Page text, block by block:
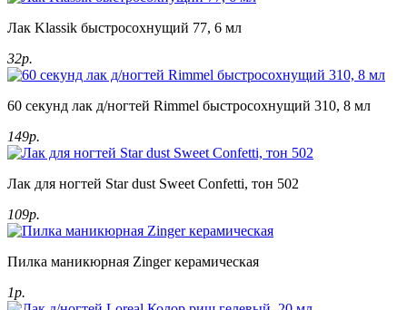
Лак Klassik быстросохнущий 77, 6 мл
32р.
60 секунд лак д/ногтей Rimmel быстросохнущий 310, 8 мл
149р.
Лак для ногтей Star dust Sweet Confetti, тон 502
109р.
Пилка маникюрная Zinger керамическая
1р.